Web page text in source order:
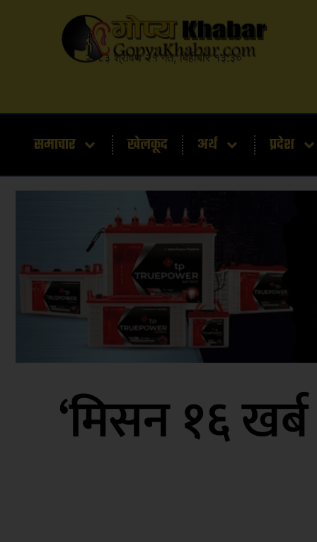
२०८३ श्रावण २१ गते, बिहीबार १३:३०
समाचार खेलकूद अर्थ प्रदेश
‘मिसन १६ खर्ब